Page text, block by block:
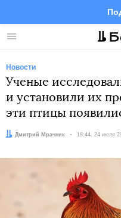
Меню
Новости
Ученые
и установили их
эти птицы
Автор:
Дмитрий Мрачник Дата:
18:44, 24 июля